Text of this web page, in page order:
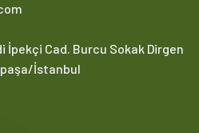
İpekçi Cad. Burcu Sokak Dirgen
İstanbul